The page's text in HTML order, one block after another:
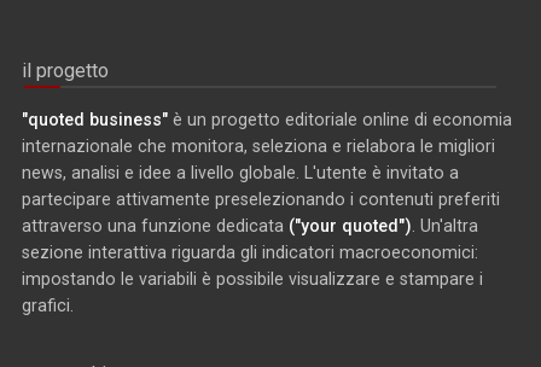
il progetto
"quoted business" è un progetto editoriale online di economia
internazionale che monitora, seleziona e rielabora le migliori
news, analisi e idee a livello globale. L'utente è invitato a
partecipare attivamente preselezionando i contenuti preferiti
attraverso una funzione dedicata ("your quoted") . Un'altra
sezione interattiva riguarda gli indicatori macroeconomici:
impostando le variabili è possibile visualizzare e stampare i
grafici.